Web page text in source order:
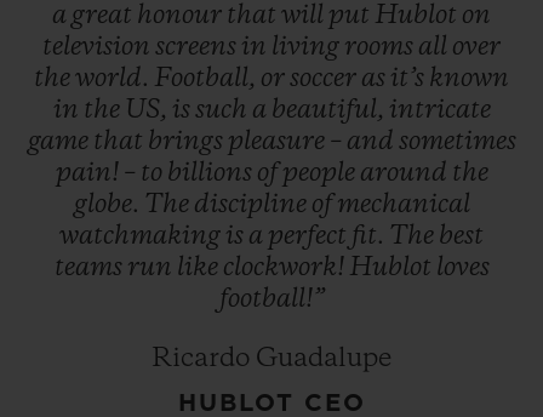
a great honour that will put Hublot on
television screens in living rooms all over
theworld. Football, orsoccer as it’s known
in the US, issuch a beautiful, intricate
game that brings pleasure – and sometimes
pain! – to billions ofpeople around the
globe. The discipline ofmechanical
watchmaking is a perfect fit. The best
teams run like clockwork! Hublot loves
football!”
Ricardo Guadalupe
HUBLOT CEO